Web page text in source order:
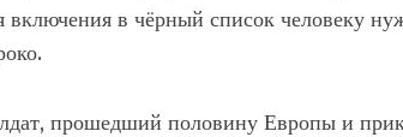
в чёрный список человеку
прошедший половину Европы и